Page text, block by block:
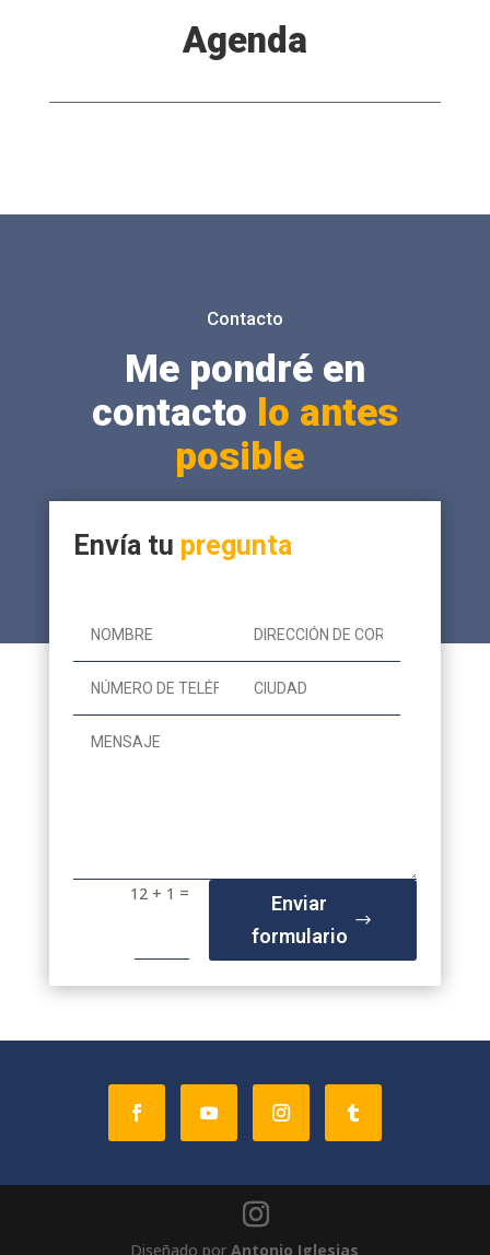
Agenda
Contacto
Me pondré en
contacto lo antes
posible
Envía tu pregunta
12 + 1 =
Enviar
formulario
Diseñado porAntonio Iglesias